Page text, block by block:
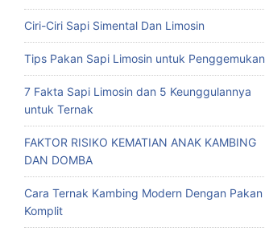
Ciri-Ciri Sapi Simental Dan Limosin
Tips Pakan Sapi Limosin untuk Penggemukan
7 Fakta Sapi Limosin dan 5 Keunggulannya
untuk Ternak
FAKTOR RISIKO KEMATIAN ANAK KAMBING
DAN DOMBA
Cara Ternak Kambing Modern Dengan Pakan
Komplit